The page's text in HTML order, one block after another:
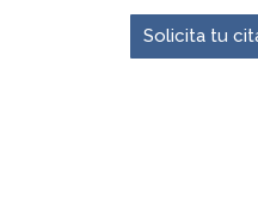
Solicita tu